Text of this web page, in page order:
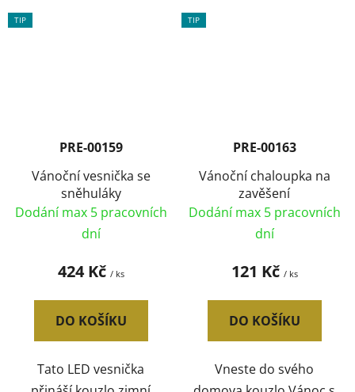
TIP
PRE-00159
Vánoční vesnička se
sněhuláky
Dodání max 5 pracovních
dní
424 Kč / ks
DO KOŠÍKU
Tato LED vesnička
TIP
PRE-00163
Vánoční chaloupka na
zavěšení
Dodání max 5 pracovních
dní
121 Kč / ks
DO KOŠÍKU
Vneste do svého